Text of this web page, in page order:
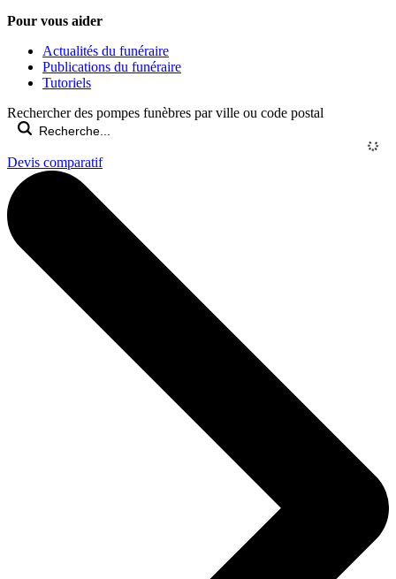
Pour vous aider
Actualités du funéraire
Publications du funéraire
Tutoriels
Rechercher des pompes funèbres par ville ou code postal
Devis comparatif